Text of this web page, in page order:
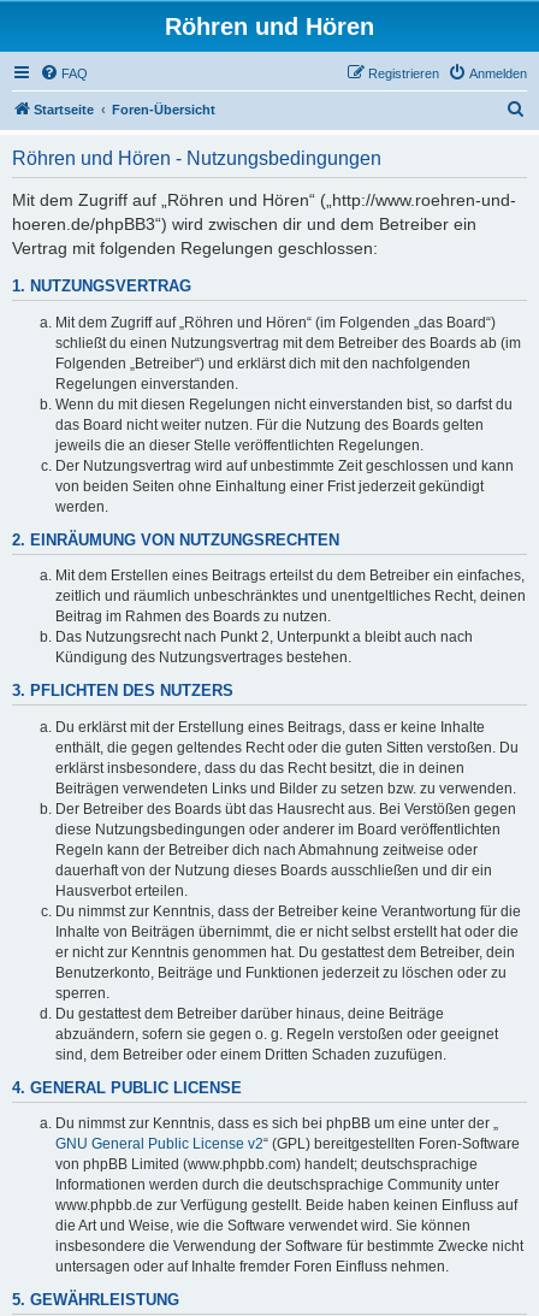
Röhren und Hören
FAQ Anmelden
Registrieren
Startseite Foren-Übersicht
Röhren und Hören - Nutzungsbedingungen
Mit dem Zugriff auf „Röhren und Hören“ („http://www.roehren-und-
hoeren.de/phpBB3“) wird zwischen dir und dem Betreiber ein
Vertrag mit folgenden Regelungen geschlossen:
1. NUTZUNGSVERTRAG
Mit dem Zugriff auf „Röhren und Hören“ (im Folgenden „das Board“)
schließt du einen Nutzungsvertrag mit dem Betreiber des Boards ab (im
Folgenden „Betreiber“) und erklärst dich mit den nachfolgenden
Regelungen einverstanden.
Wenn du mit diesen Regelungen nicht einverstanden bist, so darfst du
das Board nicht weiter nutzen. Für die Nutzung des Boards gelten
jeweils die an dieser Stelle veröffentlichten Regelungen.
Der Nutzungsvertrag wird auf unbestimmte Zeit geschlossen und kann
von beiden Seiten ohne Einhaltung einer Frist jederzeit gekündigt
werden.
2. EINRÄUMUNG VON NUTZUNGSRECHTEN
Mit dem Erstellen eines Beitrags erteilst du dem Betreiber ein einfaches,
zeitlich und räumlich unbeschränktes und unentgeltliches Recht, deinen
Beitrag im Rahmen des Boards zu nutzen.
Das Nutzungsrecht nach Punkt 2, Unterpunkt a bleibt auch nach
Kündigung des Nutzungsvertrages bestehen.
3. PFLICHTEN DES NUTZERS
Du erklärst mit der Erstellung eines Beitrags, dass er keine Inhalte
enthält, die gegen geltendes Recht oder die guten Sitten verstoßen. Du
erklärst insbesondere, dass du das Recht besitzt, die in deinen
Beiträgen verwendeten Links und Bilder zu setzen bzw. zu verwenden.
Der Betreiber des Boards übt das Hausrecht aus. Bei Verstößen gegen
diese Nutzungsbedingungen oder anderer im Board veröffentlichten
Regeln kann der Betreiber dich nach Abmahnung zeitweise oder
dauerhaft von der Nutzung dieses Boards ausschließen und dir ein
Hausverbot erteilen.
Du nimmst zur Kenntnis, dass der Betreiber keine Verantwortung für die
Inhalte von Beiträgen übernimmt, die er nicht selbst erstellt hat oder die
er nicht zur Kenntnis genommen hat. Du gestattest dem Betreiber, dein
Benutzerkonto, Beiträge und Funktionen jederzeit zu löschen oder zu
sperren.
Du gestattest dem Betreiber darüber hinaus, deine Beiträge
abzuändern, sofern sie gegen o. g. Regeln verstoßen oder geeignet
sind, dem Betreiber oder einem Dritten Schaden zuzufügen.
4. GENERAL PUBLIC LICENSE
Du nimmst zur Kenntnis, dass es sich bei phpBB um eine unter der „
GNU General Public License v2“ (GPL) bereitgestellten Foren-Software
von phpBB Limited (www.phpbb.com) handelt; deutschsprachige
Informationen werden durch die deutschsprachige Community unter
www.phpbb.de zur Verfügung gestellt. Beide haben keinen Einfluss auf
die Art und Weise, wie die Software verwendet wird. Sie können
insbesondere die Verwendung der Software für bestimmte Zwecke nicht
untersagen oder auf Inhalte fremder Foren Einfluss nehmen.
5. GEWÄHRLEISTUNG